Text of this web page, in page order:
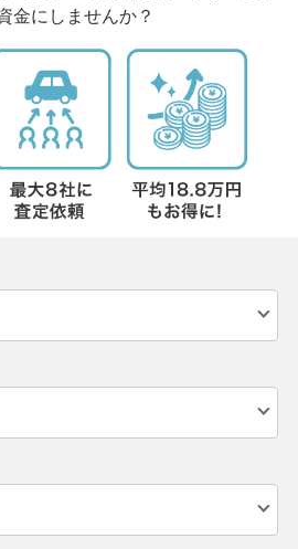
金にしませんか？